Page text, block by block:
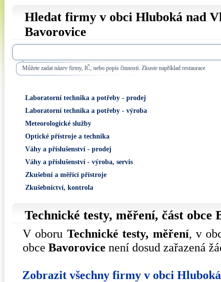
Hledat firmy v obci Hluboká nad
Bavorovice
Můžete zadat název firmy, IČ, nebo popis činnosti. Zkuste například restaurace
Laboratorní technika a potřeby - prodej
Laboratorní technika a potřeby - výroba
Meteorologické služby
Optické přístroje a technika
Váhy a příslušenství - prodej
Váhy a příslušenství - výroba, servis
Zkušební a měřící přístroje
Zkušebnictví, kontrola
Technické testy, měření, část obce
V oboru Technické testy, měření, v
obce Bavorovice není dosud zařazená
Zobrazit všechny firmy v obci